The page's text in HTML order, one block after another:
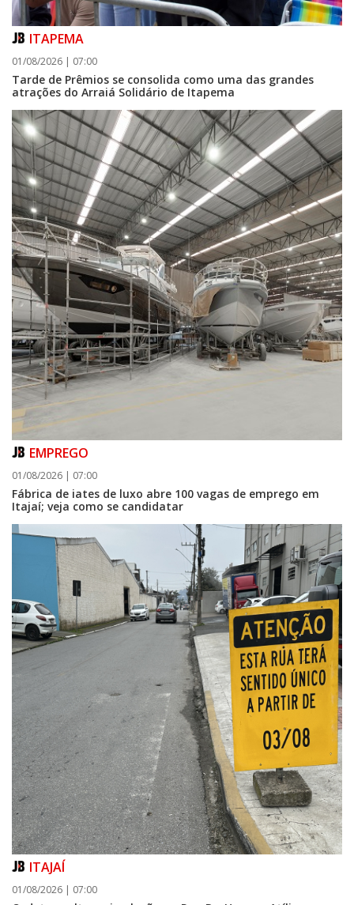
ITAPEMA
01/08/2026 | 07:00
Tarde de Prêmios se consolida como uma das grandes
atrações do Arraiá Solidário de Itapema
EMPREGO
01/08/2026 | 07:00
Fábrica de iates de luxo abre 100 vagas de emprego em
Itajaí; veja como se candidatar
ITAJAÍ
01/08/2026 | 07:00